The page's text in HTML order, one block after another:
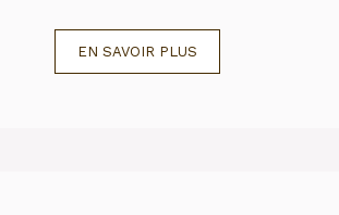
EN SAVOIR PLUS